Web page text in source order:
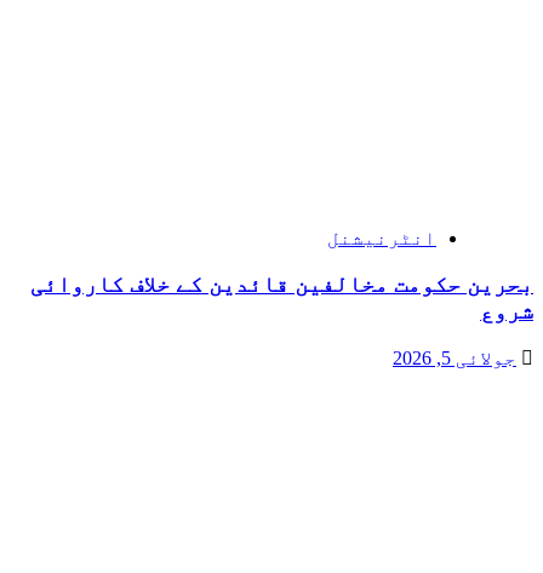
انٹرنیشنل
بحرین حکومت مخالفین قائدین کے خلاف کاروائی
شروع
جولائی 5, 2026